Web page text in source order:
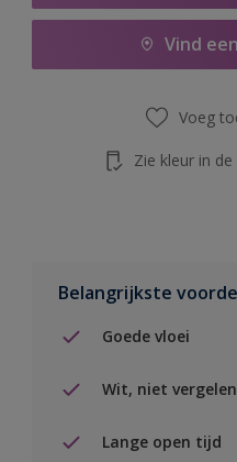
Vind
Voeg
Zie kleur in de
Belangrijkste
Goede vloei
Wit, niet
Lange open tijd